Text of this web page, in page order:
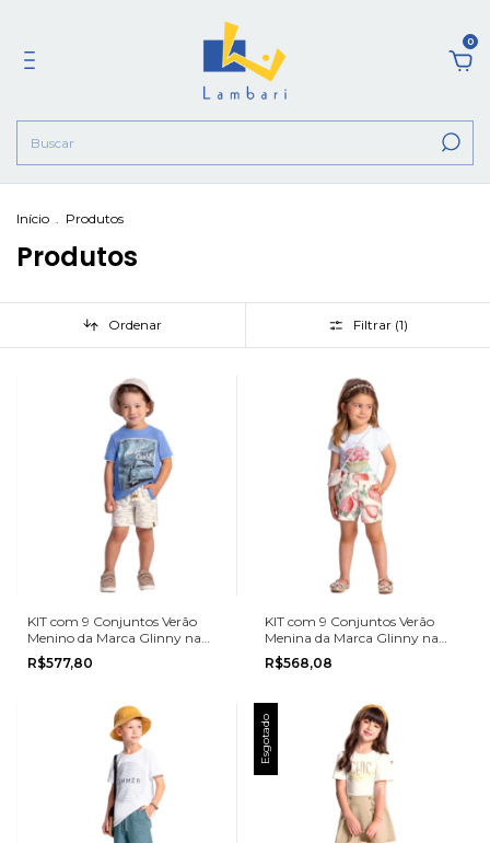
0
Início . Produtos
Produtos
Ordenar Filtrar (1)
KIT com 9 Conjuntos Verão
Menino da Marca Glinny na
grade do 1 ao 3
R$577,80
KIT com 9 Conjuntos Verão
Menina da Marca Glinny na
grade do 1 ao 3
R$568,08
Esgotado